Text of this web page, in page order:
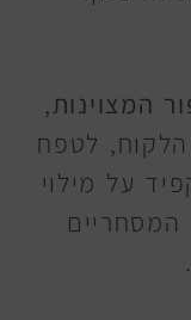
המצוינות,
הלקוח, לטפח
על מילוי
המסחריים